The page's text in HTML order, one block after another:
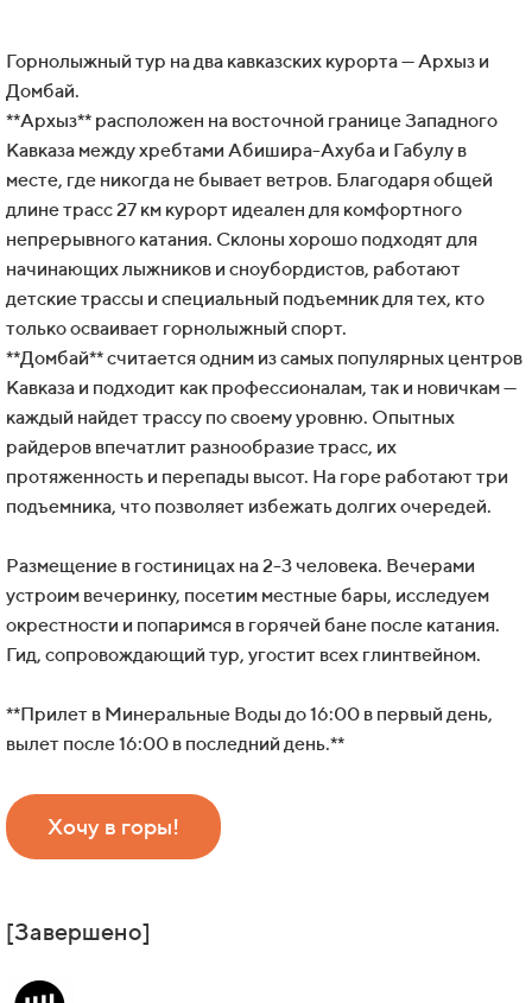
Горнолыжный тур на два кавказских курорта — Архыз и
Домбай.
**Архыз** расположен на восточной границе Западного
Кавказа между хребтами Абишира-Ахуба и Габулу в
месте, где никогда не бывает ветров. Благодаря общей
длине трасс 27 км курорт идеален для комфортного
непрерывного катания. Склоны хорошо подходят для
начинающих лыжников и сноубордистов, работают
детские трассы и специальный подъемник для тех, кто
только осваивает горнолыжный спорт.
**Домбай** считается одним из самых популярных центров
Кавказа и подходит как профессионалам, так и новичкам —
каждый найдет трассу по своему уровню. Опытных
райдеров впечатлит разнообразие трасс, их
протяженность и перепады высот. На горе работают три
подъемника, что позволяет избежать долгих очередей.
Размещение в гостиницах на 2-3 человека. Вечерами
устроим вечеринку, посетим местные бары, исследуем
окрестности и попаримся в горячей бане после катания.
Гид, сопровождающий тур, угостит всех глинтвейном.
**Прилет в Минеральные Воды до 16:00 в первый день,
вылет после 16:00 в последний день.**
Хочу в горы!
[Завершено]